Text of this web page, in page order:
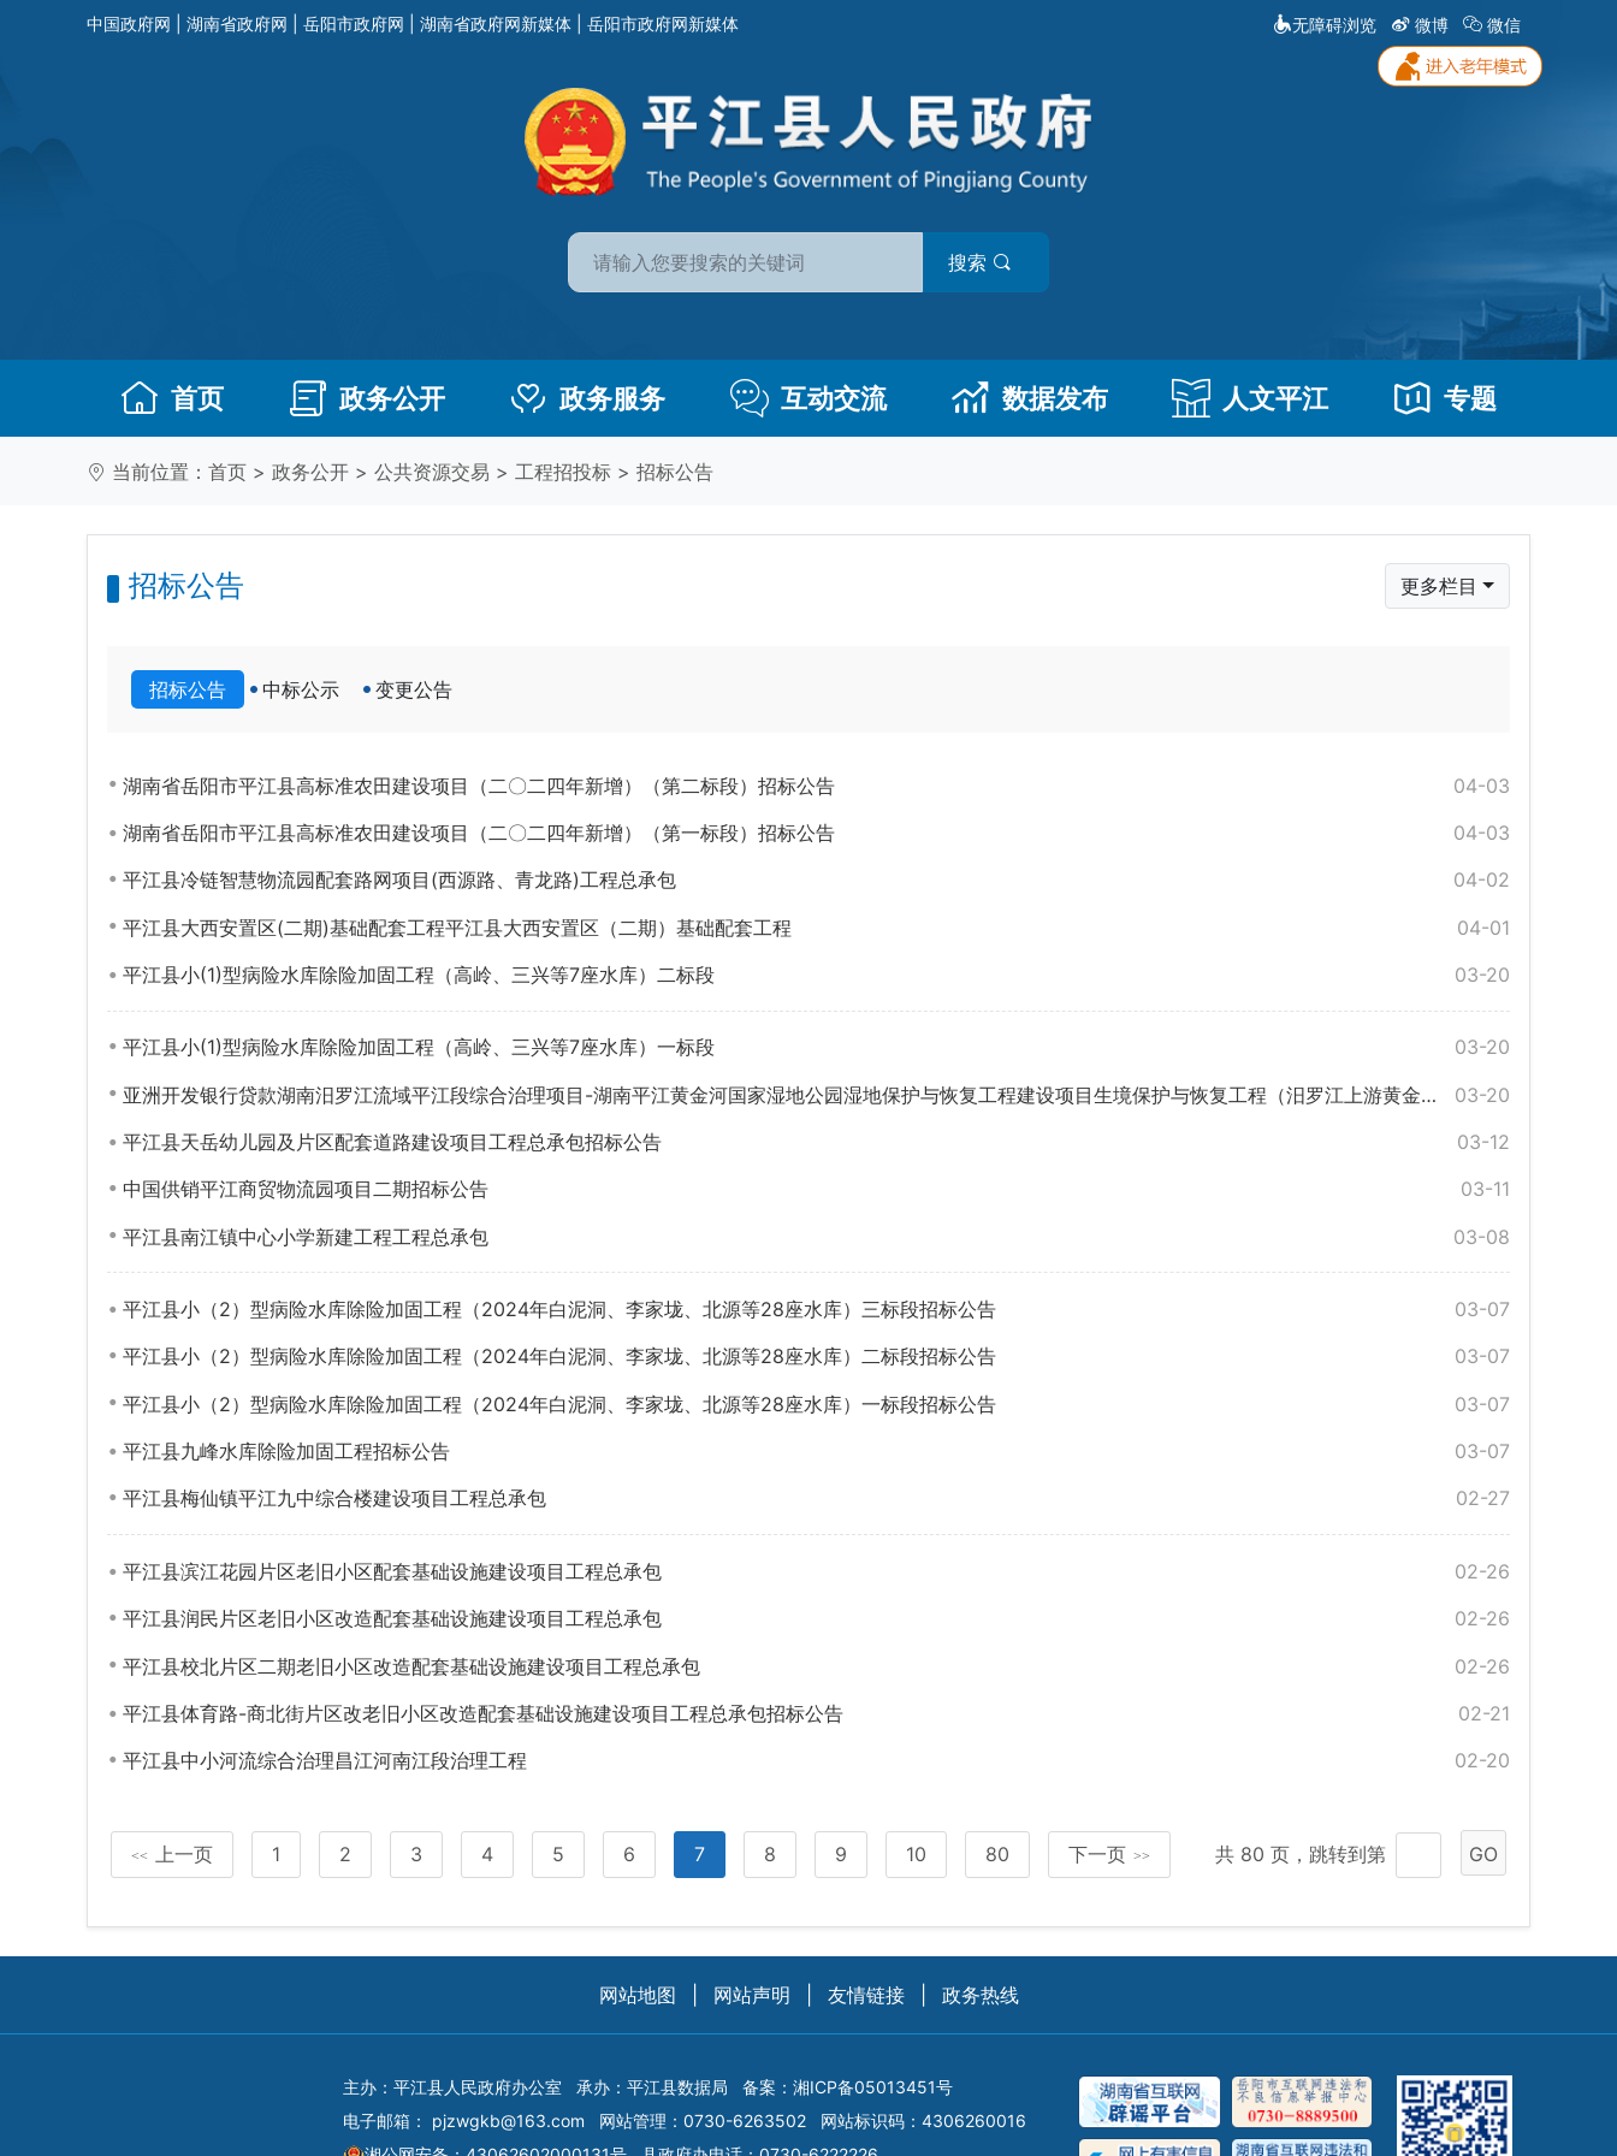
中国政府网 湖南省政府网 岳阳市政府网 湖南省政府网新媒体 岳阳市政府网新媒体 无障碍浏览 微博 微信
搜索
首页 政务公开 政务服务 互动交流 数据发布 人文平江 专题
当前位置： 首页 > 政务公开 > 公共资源交易 > 工程招投标 > 招标公告
招标公告 更多栏目
招标公告 中标公示 变更公告
04-03
湖南省岳阳市平江县高标准农田建设项目（二〇二四年新增）（第二标段）招标公告
04-03
湖南省岳阳市平江县高标准农田建设项目（二〇二四年新增）（第一标段）招标公告
04-02
平江县冷链智慧物流园配套路网项目(西源路、青龙路)工程总承包
04-01
平江县大西安置区(二期)基础配套工程平江县大西安置区（二期）基础配套工程
03-20
平江县小(1)型病险水库除险加固工程（高岭、三兴等7座水库）二标段
03-20
平江县小(1)型病险水库除险加固工程（高岭、三兴等7座水库）一标段
03-20
亚洲开发银行贷款湖南汨罗江流域平江段综合治理项目-湖南平江黄金河国家湿地公园湿地保护与恢复工程建设项目生境保护与恢复工程（汨罗江上游黄金河生态保护与修复项目-生境保护与恢复工程-森林鸟类栖息地恢复工程）
03-12
平江县天岳幼儿园及片区配套道路建设项目工程总承包招标公告
03-11
中国供销平江商贸物流园项目二期招标公告
03-08
平江县南江镇中心小学新建工程工程总承包
03-07
平江县小（2）型病险水库除险加固工程（2024年白泥洞、李家垅、北源等28座水库）三标段招标公告
03-07
平江县小（2）型病险水库除险加固工程（2024年白泥洞、李家垅、北源等28座水库）二标段招标公告
03-07
平江县小（2）型病险水库除险加固工程（2024年白泥洞、李家垅、北源等28座水库）一标段招标公告
03-07
平江县九峰水库除险加固工程招标公告
02-27
平江县梅仙镇平江九中综合楼建设项目工程总承包
02-26
平江县滨江花园片区老旧小区配套基础设施建设项目工程总承包
02-26
平江县润民片区老旧小区改造配套基础设施建设项目工程总承包
02-26
平江县校北片区二期老旧小区改造配套基础设施建设项目工程总承包
02-21
平江县体育路-商北街片区改老旧小区改造配套基础设施建设项目工程总承包招标公告
02-20
平江县中小河流综合治理昌江河南江段治理工程
<< 上一页 1 2 3 4 5 6 7 8 9 10 80 下一页 >> 共 80 页，跳转到第 GO
网站地图 网站声明 友情链接 政务热线
主办：平江县人民政府办公室 承办：平江县数据局 备案： 湘ICP备05013451号
电子邮箱： pjzwgkb@163.com 网站管理：0730-6263502
网站标识码：4306260016